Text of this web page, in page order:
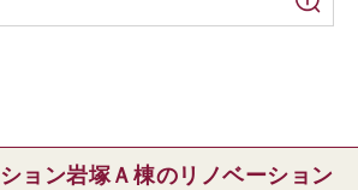
ョン岩塚Ａ棟のリノベーション